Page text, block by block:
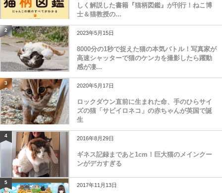
しく解説した書籍『猫柄図鑑』が刊行！ねこ博
士＆猫教授の...
2 2023年5月15日
8000分の1秒で捉えた猫の本気バトル！写真家が
高速シャッターで猫のケンカを撮影したら躍動
感が凄...
3 2020年5月17日
ロックダウン直前に生まれた命、手のひらサイ
ズの猫「サビイロネコ」の赤ちゃんが英国で誕
生
4 2016年8月29日
ギネス記録まであと1cm！巨大猫のメインクー
ンがデカすぎる
5 2017年11月13日